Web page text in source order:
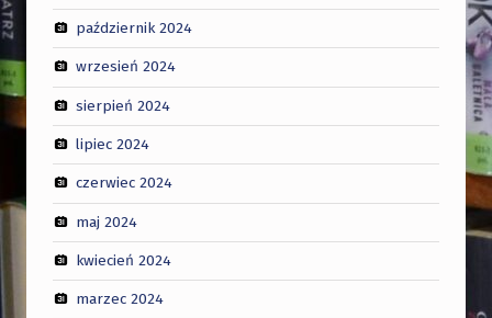
październik 2024
wrzesień 2024
sierpień 2024
lipiec 2024
czerwiec 2024
maj 2024
kwiecień 2024
marzec 2024